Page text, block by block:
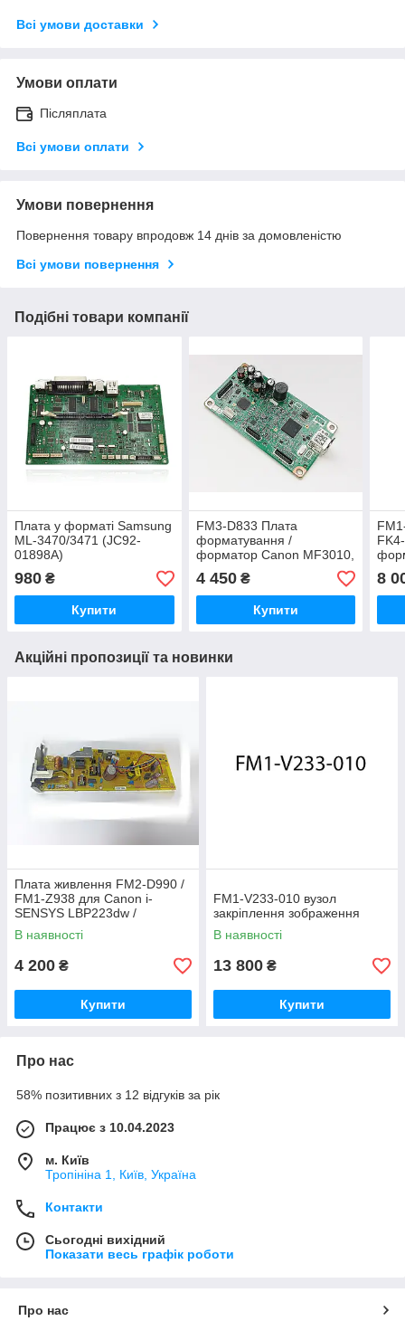
Всі умови доставки
Умови оплати
Післяплата
Всі умови оплати
Умови повернення
Повернення товару впродовж 14 днів за домовленістю
Всі умови повернення
Подібні товари компанії
Плата у форматі Samsung
ML-3470/3471 (JC92-
01898A)
980 ₴
Купити
FM3-D833 Плата
форматування /
форматор Canon MF3010,
FM0-1096
4 450₴
Купити
8
Акційні пропозиції та новинки
Плата живлення FM2-D990 /
FM1-Z938 для Canon i-
SENSYS LBP223dw /
LBP214dw
В наявності
4 200 ₴
Купити
FM1‑V233‑010 вузол
закріплення зображення
В наявності
13 800 ₴
Купити
Про нас
58% позитивних з 12 відгуків за рік
Працює з 10.04.2023
м. Київ
Тропініна 1, Київ, Україна
Контакти
Сьогодні вихідний
Показати весь графік роботи
Про нас